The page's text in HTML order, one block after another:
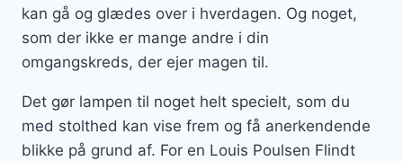
kan gå og glædes over i hverdagen. Og noget,
som der ikke er mange andre i din
omgangskreds, der ejer magen til.
Det gør lampen til noget helt specielt, som du
med stolthed kan vise frem og få anerkendende
blikke på grund af. For en Louis Poulsen Flindt